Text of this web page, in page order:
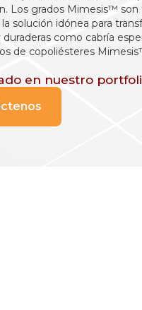
Los grados Mimesis™
solución idónea para
duraderas como cabría
de copoliésteres
en nuestro